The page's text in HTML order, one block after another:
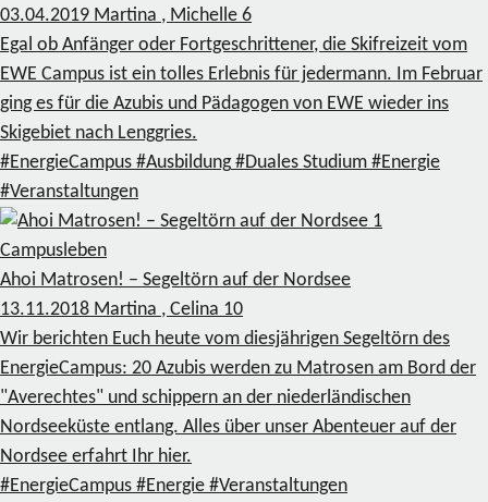
03.04.2019 Martina , Michelle 6
Egal ob Anfänger oder Fortgeschrittener, die Skifreizeit vom
EWE Campus ist ein tolles Erlebnis für jedermann. Im Februar
ging es für die Azubis und Pädagogen von EWE wieder ins
Skigebiet nach Lenggries.
#EnergieCampus #Ausbildung #Duales Studium #Energie
#Veranstaltungen
1
Campusleben
Ahoi Matrosen! – Segeltörn auf der Nordsee
13.11.2018 Martina , Celina 10
Wir berichten Euch heute vom diesjährigen Segeltörn des
EnergieCampus: 20 Azubis werden zu Matrosen am Bord der
"Averechtes" und schippern an der niederländischen
Nordseeküste entlang. Alles über unser Abenteuer auf der
Nordsee erfahrt Ihr hier.
#EnergieCampus #Energie #Veranstaltungen